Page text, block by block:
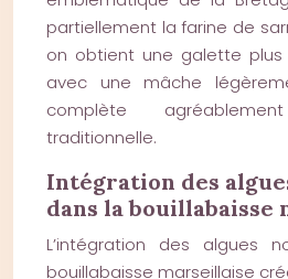
partiellement la farine de
on obtient une galette plus
avec une mâche
complète
traditionnelle.
Intégration des
dans la bouillabaisse
L’intégration des algues
bouillabaisse marseillaise